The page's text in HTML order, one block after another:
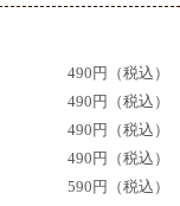
490円（税込）
490円（税込）
490円（税込）
490円（税込）
590円（税込）